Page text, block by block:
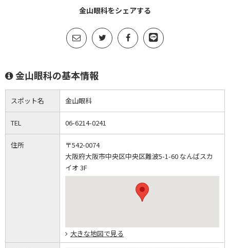
金山眼科をシェアする
金山眼科の基本情報
スポット名 金山眼科
TEL 06-6214-0241
住所
〒542-0074
大阪府大阪市中央区中央区難波5-1-60 なんばスカ
イオ 3F
大きな地図で見る